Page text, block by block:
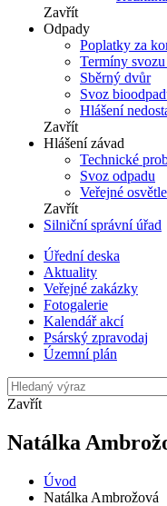
Zavřít
Odpady
Poplatky za
Termíny
Sběrný dvůr
Svoz
Hlášení
Zavřít
Hlášení závad
Technické
Svoz odpadu
Veřejné
Zavřít
Silniční správní úřad
Úřední deska
Aktuality
Veřejné zakázky
Fotogalerie
Kalendář akcí
Psárský zpravodaj
Územní plán
Zavřít
Natálka
Úvod
Natálka Ambrožová